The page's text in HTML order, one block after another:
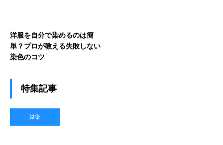
洋服を自分で染めるのは簡
単？プロが教える失敗しない
染色のコツ
特集記事
媒染